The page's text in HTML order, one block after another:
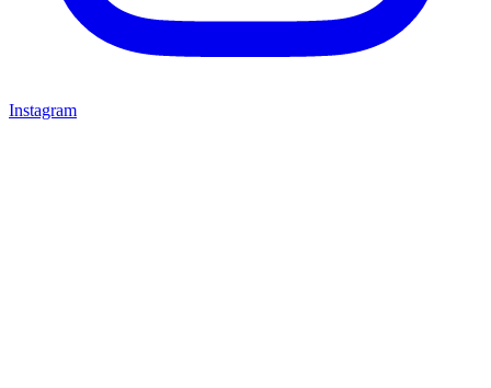
Instagram